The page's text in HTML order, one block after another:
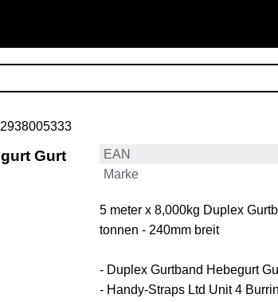
Gurt
EAN
Marke
5 meter x 8,000kg Duplex
tonnen - 240mm breit
- Duplex Gurtband Hebegurt
- Handy-Straps Ltd Unit 4